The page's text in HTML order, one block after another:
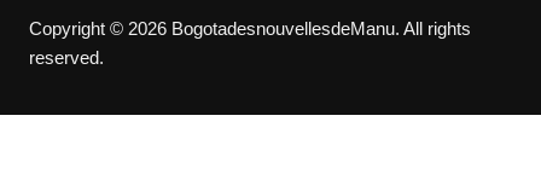
Copyright © 2026 BogotadesnouvellesdeManu. All rights
reserved.